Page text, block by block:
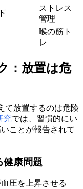
ストレス
管理
喉の筋ト
レ
：放置は危
て放置するのは危険
究では、習慣的にい
ことが報告されて
健康問題
圧を上昇させる